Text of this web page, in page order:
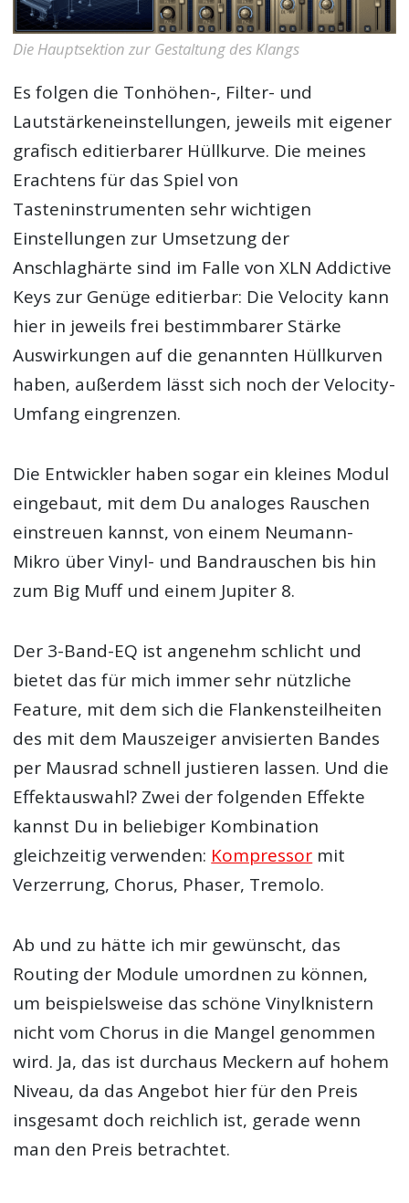
Die Hauptsektion zur Gestaltung des Klangs
Es folgen die Tonhöhen-, Filter- und
Lautstärkeneinstellungen, jeweils mit eigener
grafisch editierbarer Hüllkurve. Die meines
Erachtens für das Spiel von
Tasteninstrumenten sehr wichtigen
Einstellungen zur Umsetzung der
Anschlaghärte sind im Falle von XLN Addictive
Keys zur Genüge editierbar: Die Velocity kann
hier in jeweils frei bestimmbarer Stärke
Auswirkungen auf die genannten Hüllkurven
haben, außerdem lässt sich noch der Velocity-
Umfang eingrenzen.
Die Entwickler haben sogar ein kleines Modul
eingebaut, mit dem Du analoges Rauschen
einstreuen kannst, von einem Neumann-
Mikro über Vinyl- und Bandrauschen bis hin
zum Big Muff und einem Jupiter 8.
Der 3-Band-EQ ist angenehm schlicht und
bietet das für mich immer sehr nützliche
Feature, mit dem sich die Flankensteilheiten
des mit dem Mauszeiger anvisierten Bandes
per Mausrad schnell justieren lassen. Und die
Effektauswahl? Zwei der folgenden Effekte
kannst Du in beliebiger Kombination
gleichzeitig verwenden: Kompressor mit
Verzerrung, Chorus, Phaser, Tremolo.
Ab und zu hätte ich mir gewünscht, das
Routing der Module umordnen zu können,
um beispielsweise das schöne Vinylknistern
nicht vom Chorus in die Mangel genommen
wird. Ja, das ist durchaus Meckern auf hohem
Niveau, da das Angebot hier für den Preis
insgesamt doch reichlich ist, gerade wenn
man den Preis betrachtet.